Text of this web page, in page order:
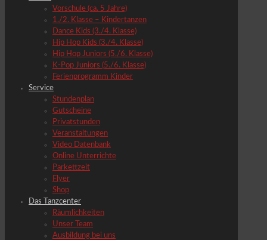
Vorschule (ca. 5 Jahre)
1./2. Klasse – Kindertanzen
Dance Kids (3./4. Klasse)
Hip Hop Kids (3./4. Klasse)
Hip Hop Juniors (5./6. Klasse)
K-Pop Juniors (5./6. Klasse)
Ferienprogramm Kinder
Service
Stundenplan
Gutscheine
Privatstunden
Veranstaltungen
Video Datenbank
Online Unterrichte
Parkettzeit
Flyer
Shop
Das Tanzcenter
Räumlichkeiten
Unser Team
Ausbildung bei uns